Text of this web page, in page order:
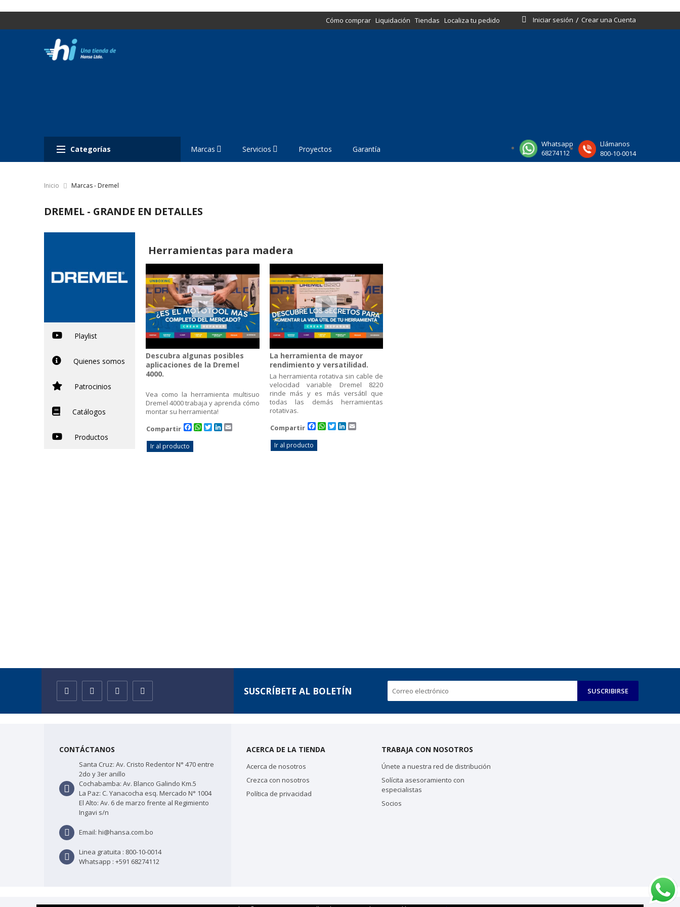
Cómo comprar Liquidación Tiendas Localiza tu pedido Iniciar sesión Crear una Cuenta
Categorías Marcas Servicios Proyectos Garantía
Whatsapp
68274112
Llámanos
800-10-0014
Inicio Marcas - Dremel
DREMEL - GRANDE EN DETALLES
Playlist
Quienes somos
Patrocinios
Catálogos
Productos
Herramientas para madera
Descubra algunas posibles
aplicaciones de la Dremel
4000.
Vea como la herramienta multisuo
Dremel 4000 trabaja y aprenda cómo
montar su herramienta!
Compartir
Facebook
WhatsApp
TwitterLinkedIn
Ir al producto
La herramienta de mayor
rendimiento y versatilidad.
La herramienta rotativa sin cable de
velocidad variable Dremel 8220
rinde más y es más versátil que
todas las demás herramientas
rotativas.
Compartir
Facebook
WhatsApp
TwitterLinkedIn
Ir al producto
SUSCRÍBETE AL BOLETÍN SUSCRIBIRSE
CONTÁCTANOS
Santa Cruz: Av. Cristo Redentor N° 470 entre
2do y 3er anillo
Cochabamba: Av. Blanco Galindo Km.5
La Paz: C. Yanacocha esq. Mercado N° 1004
El Alto: Av. 6 de marzo frente al Regimiento
Ingavi s/n
Email: hi@hansa.com.bo
Linea gratuita : 800-10-0014
Whatsapp : +591 68274112
ACERCA DE LA TIENDA
Acerca de nosotros
Crezca con nosotros
Política de privacidad
TRABAJA CON NOSOTROS
Únete a nuestra red de distribución
Solícita asesoramiento con
especialistas
Socios